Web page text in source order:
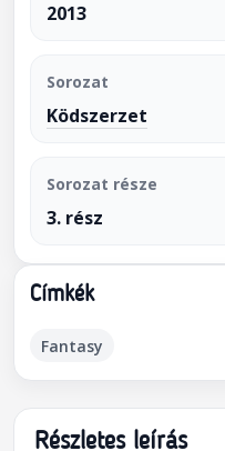
2013
Sorozat
Ködszerzet
Sorozat része
3. rész
Címkék
Fantasy
Részletes leírás